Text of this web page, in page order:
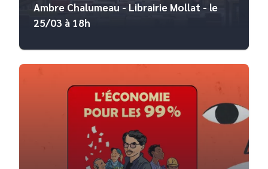
Ambre Chalumeau - Librairie Mollat - le
25/03 à 18h